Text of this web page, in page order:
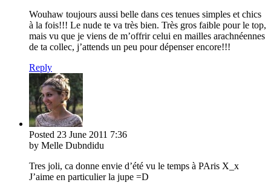
Wouhaw toujours aussi belle dans ces tenues simples et chics
à la fois!!! Le nude te va très bien. Très gros faible pour le top,
mais vu que je viens de m’offrir celui en mailles arachnéennes
de ta collec, j’attends un peu pour dépenser encore!!!
Reply
Posted 23 June 2011 7:36
by Melle Dubndidu
Tres joli, ca donne envie d’été vu le temps à PAris X_x
J’aime en particulier la jupe =D